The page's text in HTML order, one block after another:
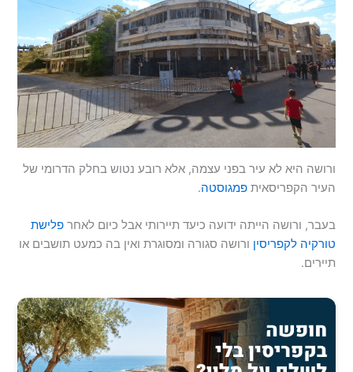
ורושה היא לא עיר בפני עצמה, אלא רובע נטוש בחלק הדרומי של
העיר הקפריסאיתפמגוסטה.
בעבר, ורושה הייתה ידועה כיעד תיירותי אבל כיום לאחרפלישת
טורקיה לקפריסין ורושה סגורה ומסוגרת ואין בה כמעט תושבים או
תיירים.